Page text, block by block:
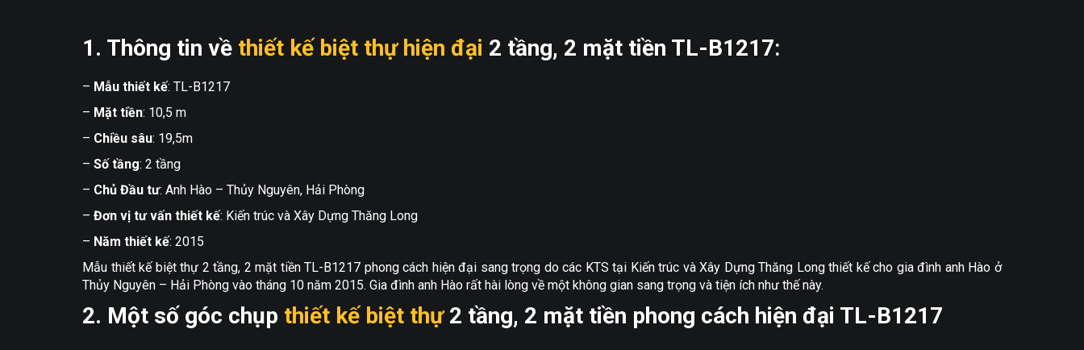
1. Thông tin về thiết kế biệt thự hiện đại 2 tầng, 2 mặt tiền TL-B1217:
– Mẫu thiết kế: TL-B1217
– Mặt tiền: 10,5 m
– Chiều sâu: 19,5m
– Số tầng: 2 tầng
– Chủ Đầu tư: Anh Hào – Thủy Nguyên, Hải Phòng
– Đơn vị tư vấn thiết kế: Kiến trúc và Xây Dựng Thăng Long
– Năm thiết kế: 2015
Mẫu thiết kế biệt thự 2 tầng, 2 mặt tiền TL-B1217 phong cách hiện đại sang trọng do các KTS tại Kiến trúc và Xây Dựng Thăng Long thiết kế cho gia đình anh Hào ở
Thủy Nguyên – Hải Phòng vào tháng 10 năm 2015. Gia đình anh Hào rất hài lòng về một không gian sang trọng và tiện ích như thế này.
2. Một số góc chụp thiết kế biệt thự2 tầng, 2 mặt tiền phong cách hiện đại TL-B1217